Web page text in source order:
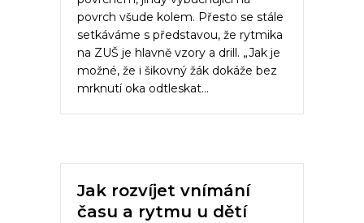
povrch všude kolem. Přesto se stále
setkáváme s představou, že rytmika
na ZUŠ je hlavně vzory a drill. „Jak je
možné, že i šikovný žák dokáže bez
mrknutí oka odtleskat…
Jak rozvíjet vnímání
času a rytmu u dětí